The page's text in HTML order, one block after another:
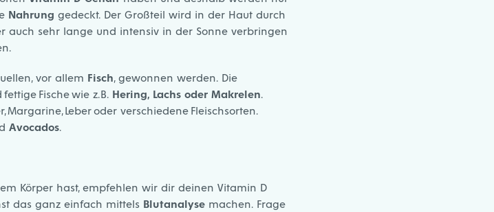
Nahrung gedeckt. Der Großteil wird in der Haut durch
auch sehr lange und intensiv in der Sonne verbringen
vor allem Fisch , gewonnen werden. Die
Fische wie z.B. Hering, Lachs oder Makrelen
Leber oder verschiedene Fleischsorten.
Avocados.
Körper hast, empfehlen wir dir deinen Vitamin D
das ganz einfach mittels Blutanalysemachen. Frage